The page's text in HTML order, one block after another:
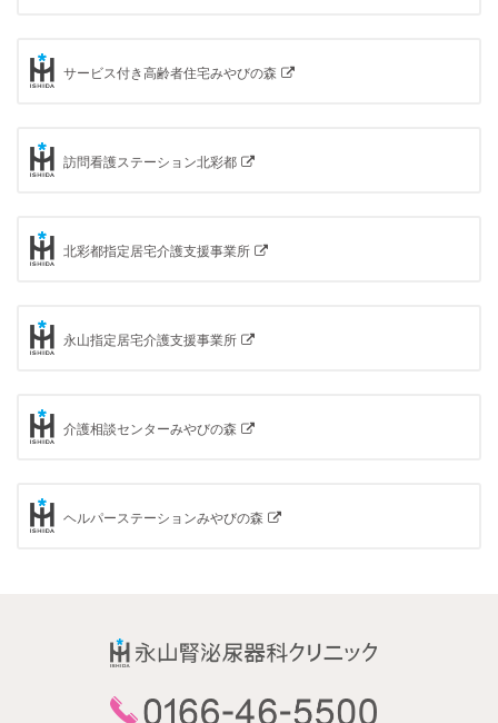
サービス付き高齢者住宅みやびの森
訪問看護ステーション北彩都
北彩都指定居宅介護支援事業所
永山指定居宅介護支援事業所
介護相談センターみやびの森
ヘルパーステーションみやびの森